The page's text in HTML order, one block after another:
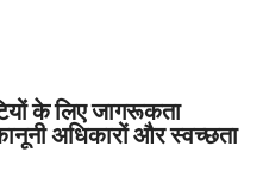
के लिए जागरूकता
अधिकारों और स्वच्छता